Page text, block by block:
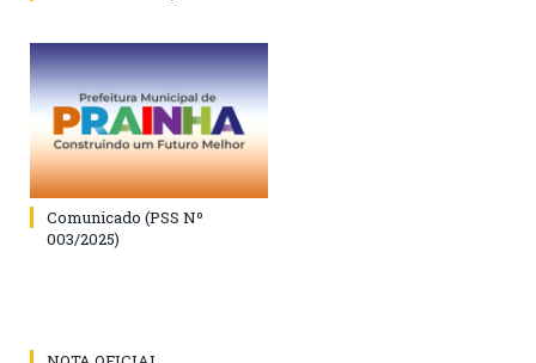
Comunicado (PSS Nº
003/2025)